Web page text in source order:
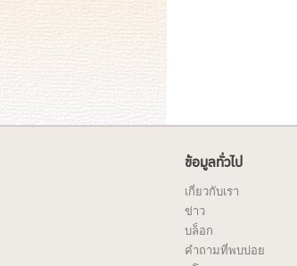
ข้อมูลทั่วไป
เกี่ยวกับเรา
ข่าว
บล็อก
คำถามที่พบบ่อย